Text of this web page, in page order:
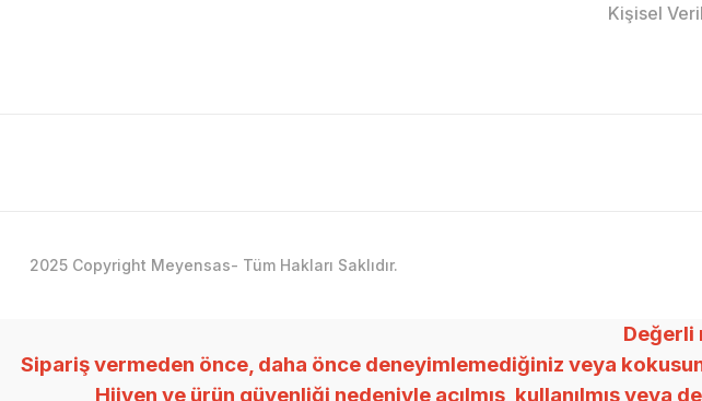
Kişisel
2025 Copyright Meyensas- Tüm Hakları Saklıdır.
Değerli
Sipariş vermeden önce, daha önce deneyimlemediğiniz veya
Hijyen ve ürün güvenliği nedeniyle açılmış, kullanılmış veya